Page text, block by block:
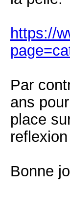
https://
Par
ans
place
Bonne